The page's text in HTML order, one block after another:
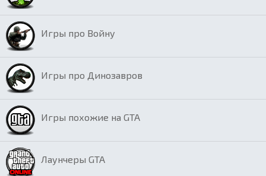
Игры про Войну
Игры про Динозавров
Игры похожие на GTA
Лаунчеры GTA